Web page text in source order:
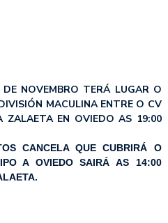
NOVEMBRO TERÁ LUGAR O
MACULINA ENTRE O CV
ZALAETA EN OVIEDO AS 19:00
CANCELA QUE CUBRIRÁ O
A OVIEDO SAIRÁ AS 14:00